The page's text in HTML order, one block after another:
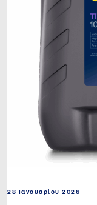
28 Ιανουαρίου 2026